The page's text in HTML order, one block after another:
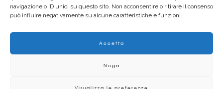
navigazione o ID unici su questo sito. Non acconsentire o ritirare il consenso
può influire negativamente su alcune caratteristiche e funzioni.
Accetta
Nega
Visualizza le preferenze
Privacy Policy EN
Cookie Policy EN